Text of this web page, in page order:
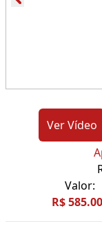
Ver Vídeo
Valor:
R$